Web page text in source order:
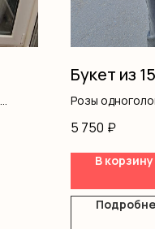
Букет из
Розы
5 750 ₽
В корзину